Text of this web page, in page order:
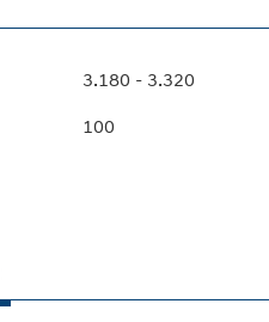
3.180 - 3.320
100